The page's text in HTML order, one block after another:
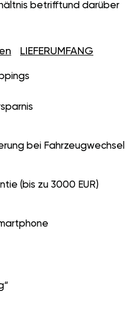
betrifftund darüber
LIEFERUMFANG
bei Fahrzeugwechsel
(bis zu 3000 EUR)